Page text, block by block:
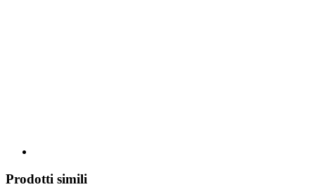
Prodotti simili